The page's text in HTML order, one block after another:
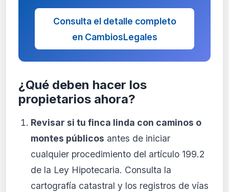
Consulta el detalle completo
en CambiosLegales
¿Qué deben hacer los
propietarios ahora?
Revisar si tu finca linda con caminos o
montes públicos antes de iniciar
cualquier procedimiento del artículo 199.2
de la Ley Hipotecaria. Consulta la
cartografía catastral y los registros de vías